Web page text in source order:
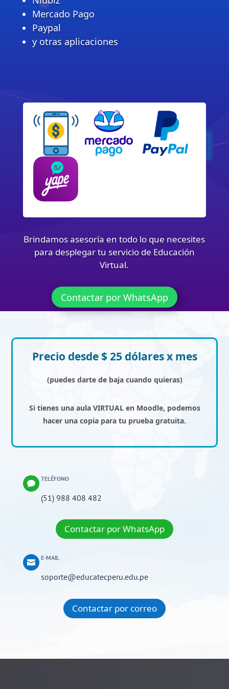
Mercado Pago
Paypal
y otras aplicaciones
Brindamos asesoría en todo lo que necesites
para desplegar tu servicio de Educación
Virtual.
Contactar por WhatsApp
Precio desde $ 25 dólares x mes
(puedes darte de baja cuando quieras)
Si tienes una aula VIRTUAL en Moodle, podemos
hacer una copia para tu prueba gratuita.

TELÉFONO
(51) 988 408 482
Contactar por WhatsApp

E-MAIL
soporte@educatecperu.edu.pe
Contactar por correo